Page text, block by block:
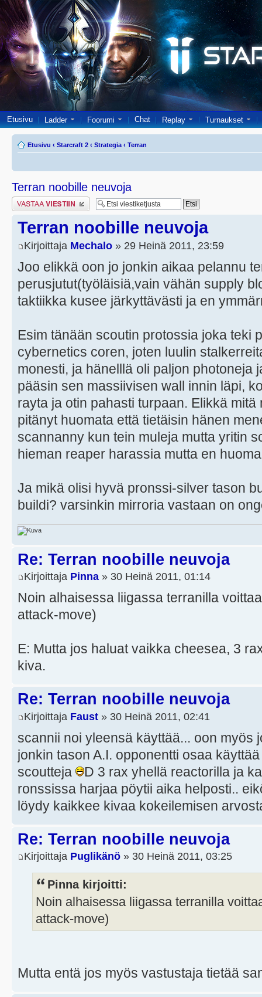
Etusivu Ladder Foorumi Chat Replay Turnaukset
Etusivu ‹ Starcraft 2 ‹ Strategia ‹ Terran
Terran noobille neuvoja
Lähetä vastaus
Terran noobille neuvoja
Kirjoittaja Mechalo » 29 Heinä 2011, 23:59
Joo elikkä oon jo jonkin aikaa pelannu
perusjutut(työläisiä,vain vähän supply
taktiikka kusee järkyttävästi ja en
Esim tänään scoutin protossia joka teki
cybernetics coren, joten luulin
monesti, ja hänelllä oli paljon photoneja
pääsin sen massiivisen wall innin läpi,
rayta ja otin pahasti turpaan. Elikkä
pitänyt huomata että tietäisin hänen
scannanny kun tein muleja mutta yritin
hieman reaper harassia mutta en
Ja mikä olisi hyvä pronssi-silver tason
buildi? varsinkin mirroria vastaan on
Re: Terran noobille neuvoja
Kirjoittaja Pinna » 30 Heinä 2011, 01:14
Noin alhaisessa liigassa terranilla
attack-move)
E: Mutta jos haluat vaikka cheesea, 3
kiva.
Re: Terran noobille neuvoja
Kirjoittaja Faust » 30 Heinä 2011, 02:41
scannii noi yleensä käyttää... oon myös
jonkin tason A.I. opponentti osaa
scoutteja
D 3 rax yhellä reactorilla ja
ronssissa harjaa pöytii aika helposti..
löydy kaikkee kivaa kokeilemisen
Re: Terran noobille neuvoja
Kirjoittaja Puglikänö » 30 Heinä 2011, 03:25
Pinna kirjoitti:
Noin alhaisessa liigassa terranilla
attack-move)
Mutta entä jos myös vastustaja tietää